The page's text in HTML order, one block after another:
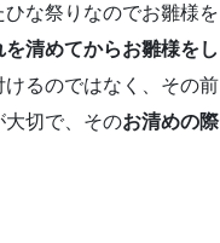
な祭りなのでお雛様を
清めてからお雛様をし
るのではなく、その前
大切で、そのお清めの際